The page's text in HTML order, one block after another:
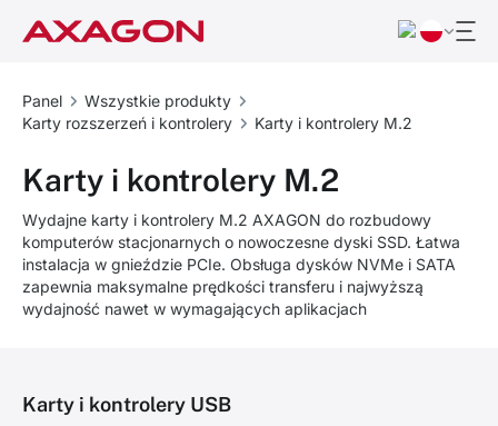
Panel
Wszystkie produkty
Karty rozszerzeń i kontrolery
Karty i kontrolery M.2
Karty i kontrolery M.2
Wydajne karty i kontrolery M.2 AXAGON do rozbudowy
komputerów stacjonarnych o nowoczesne dyski SSD. Łatwa
instalacja w gnieździe PCIe. Obsługa dysków NVMe i SATA
zapewnia maksymalne prędkości transferu i najwyższą
wydajność nawet w wymagających aplikacjach
Karty i kontrolery USB